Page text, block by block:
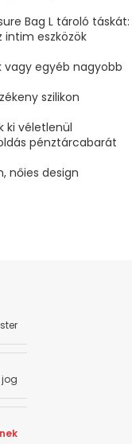
Bag L tároló táskát:
intim eszközök
vagy egyéb nagyobb
szilikon
ki véletlenül
pénztárcabarát
nőies design